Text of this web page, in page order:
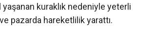
yaşanan kuraklık nedeniyle yeterli
pazarda hareketlilik yarattı.